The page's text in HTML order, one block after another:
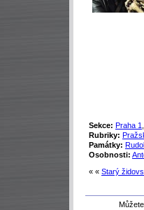
Sekce: Praha 1
Rubriky:
Památky:
Osobnosti:
« « Starý